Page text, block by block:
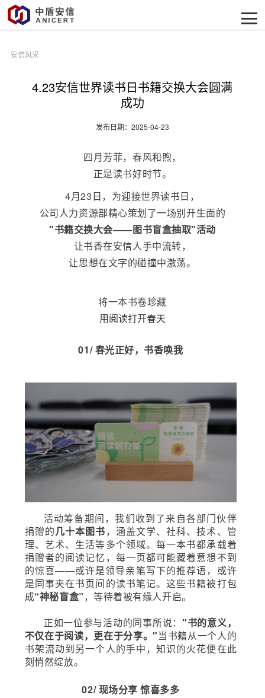
安信风采
4.23安信世界读书日书籍交换大会圆满
成功
发布日期：2025-04-23
四月芳菲，春风和煦，
正是读书好时节。
4月23日， 为迎接世界读书日，
公司人力资源部精心策划了一场别开生面的
"书籍交换大会——图书盲盒抽取"活动
让书香在安信人手中流转，
让思想在文字的碰撞中激荡。
将一本书卷珍藏
用阅读打开春天
01/ 春光正好，书香唤我
活动筹备期间，我们收到了来自各部门伙伴
捐赠的几十本图书，涵盖文学、社科、技术、管
理、艺术、生活等多个领域。每一本书都承载着
捐赠者的阅读记忆，每一页都可能藏着意想不到
的惊喜——或许是领导亲笔写下的推荐语，或许
是同事夹在书页间的读书笔记。这些书籍被打包
成“神秘盲盒”，等待着被有缘人开启。
正如一位参与活动的同事所说： "书的意义，
不仅在于阅读，更在于分享。"当书籍从一个人的
书架流动到另一个人的手中，知识的火花便在此
刻悄然绽放。
02/现场分享 惊喜多多